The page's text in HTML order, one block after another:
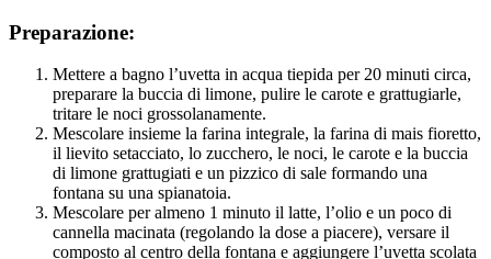
Preparazione:
Mettere a bagno l’uvetta in acqua tiepida per 20 minuti circa,
preparare la buccia di limone, pulire le carote e grattugiarle,
tritare le noci grossolanamente.
Mescolare insieme la farina integrale, la farina di mais fioretto,
il lievito setacciato, lo zucchero, le noci, le carote e la buccia
di limone grattugiati e un pizzico di sale formando una
fontana su una spianatoia.
Mescolare per almeno 1 minuto il latte, l’olio e un poco di
cannella macinata (regolando la dose a piacere), versare il
composto al centro della fontana e aggiungere l’uvetta scolata